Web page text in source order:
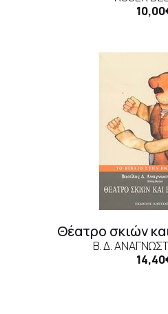
Θέατρο σκιών
Β. Δ.